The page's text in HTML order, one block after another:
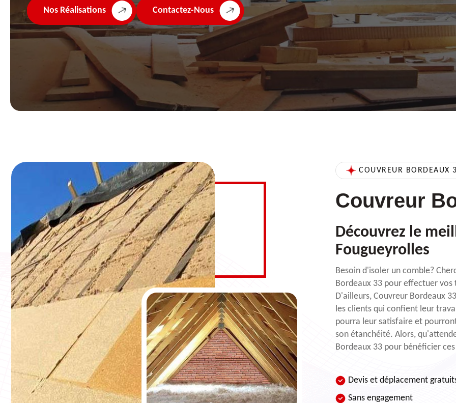
Nos Réalisations Contactez-Nous
COUVREUR BORDEAUX
Couvreur
Découvrez le
Fougueyrolles
Besoin d'isoler un comble?
Bordeaux 33 pour effectuer
D'ailleurs, Couvreur Bordeaux
les clients qui confient leur
pourra leur satisfaire et
son étanchéité. Alors,
Bordeaux 33 pour bénéficier
Devis et déplacement
Sans engagement